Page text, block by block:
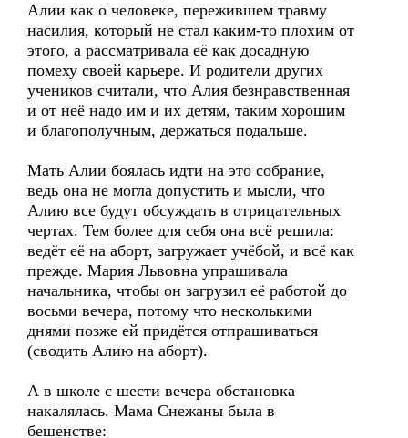
Алии как о человеке, пережившем травму
насилия, который не стал каким-то плохим от
этого, а рассматривала её как досадную
помеху своей карьере. И родители других
учеников считали, что Алия безнравственная
и от неё надо им и их детям, таким хорошим
и благополучным, держаться подальше.
Мать Алии боялась идти на это собрание,
ведь она не могла допустить и мысли, что
Алию все будут обсуждать в отрицательных
чертах. Тем более для себя она всё решила:
ведёт её на аборт, загружает учёбой, и всё как
прежде. Мария Львовна упрашивала
начальника, чтобы он загрузил её работой до
восьми вечера, потому что несколькими
днями позже ей придётся отпрашиваться
(сводить Алию на аборт).
А в школе с шести вечера обстановка
накалялась. Мама Снежаны была в
бешенстве: